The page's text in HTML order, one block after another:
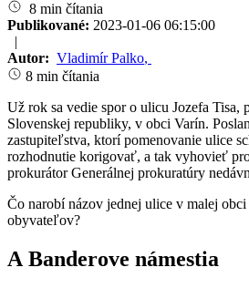
8 min čítania
Publikované: 2023-01-06 06:15:00
|
Autor: Vladimír Palko,
8 min čítania
Už rok sa vedie spor o ulicu Jozefa Tisa,
Slovenskej republiky, v obci Varín.
zastupiteľstva, ktorí pomenovanie ulice
rozhodnutie korigovať, a tak vyhovieť
prokurátor Generálnej prokuratúry
Čo narobí názov jednej ulice v malej
obyvateľov?
A Banderove námestia